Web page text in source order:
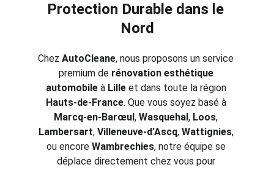
Protection Durable dans le
Nord
Chez AutoCleane, nous proposons un service
premium de rénovation esthétique
automobile à Lille et dans toute la région
Hauts-de-France. Que vous soyez basé à
Marcq-en-Barœul, Wasquehal, Loos,
Lambersart, Villeneuve-d’Ascq, Wattignies,
ou encore Wambrechies, notre équipe se
déplace directement chez vous pour